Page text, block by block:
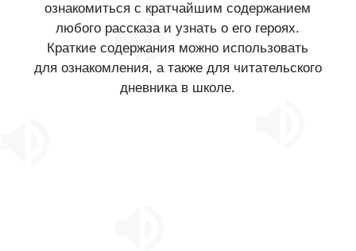
ознакомиться с кратчайшим содержанием
любого рассказа и узнать о его героях.
Краткие содержания можно использовать
для ознакомления, а также для читательского
дневника в школе.